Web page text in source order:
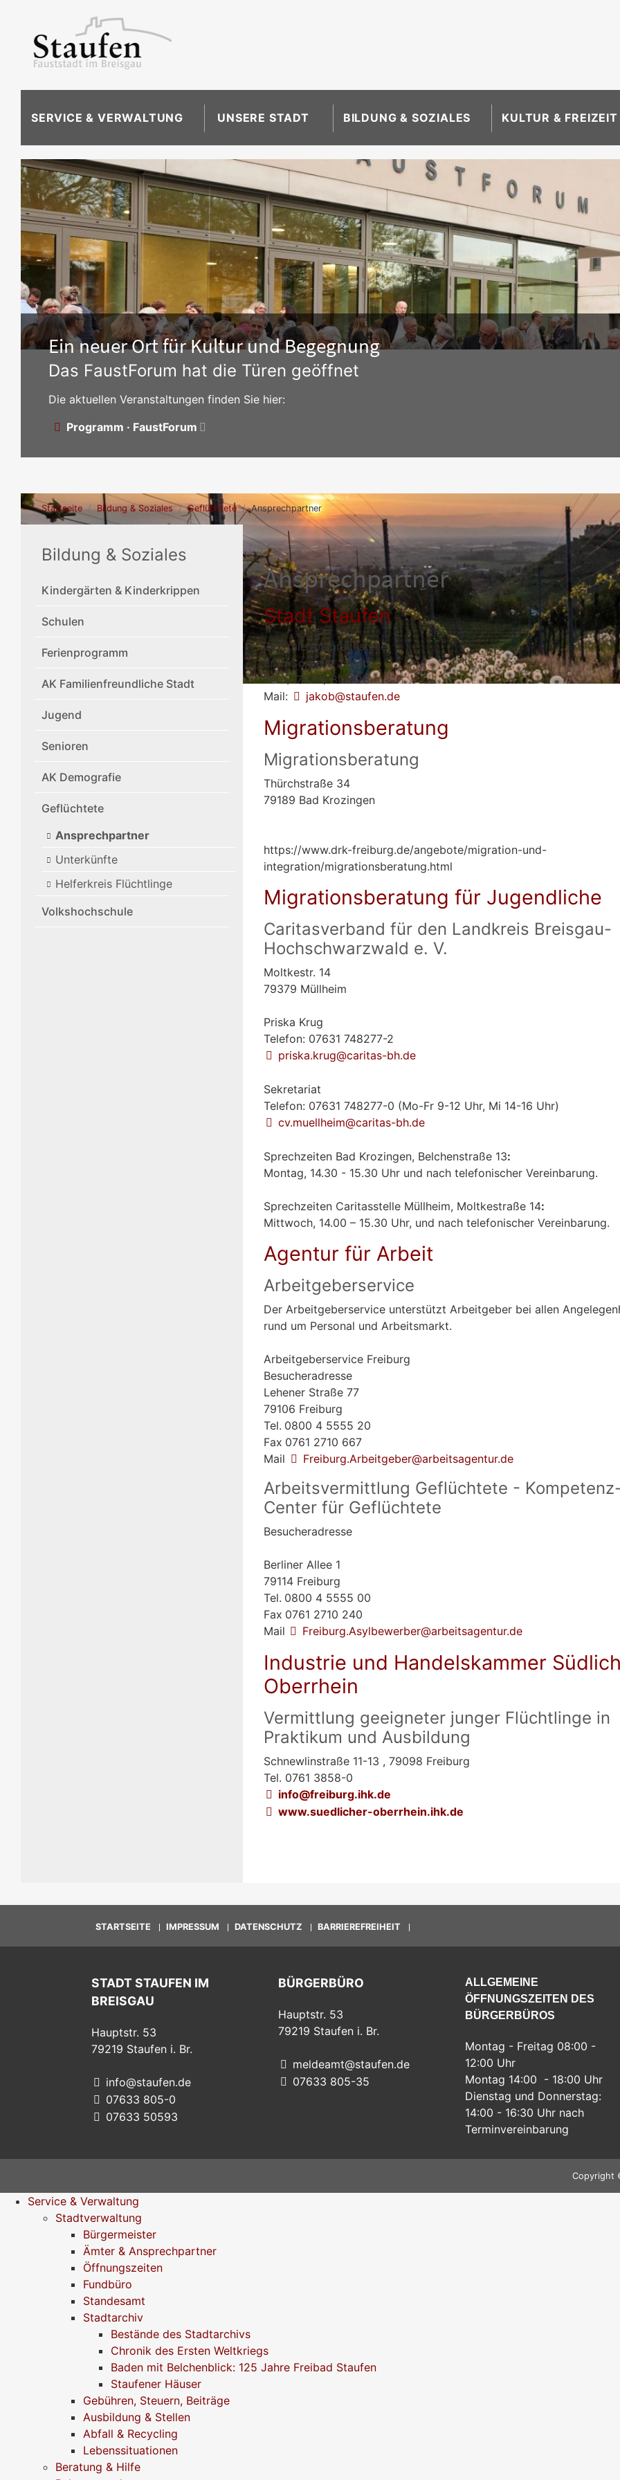
SERVICE & VERWALTUNG UNSERE STADT BILDUNG & SOZIALES KULTUR & FREIZEIT
Ein neuer Ort für Kultur und Begegnung
Das FaustForum hat die Türen geöffnet
Die aktuellen Veranstaltungen finden Sie hier:
Programm · FaustForum
Startseite Bildung & Soziales Geflüchtete Ansprechpartner
Bildung & Soziales
Kindergärten & Kinderkrippen
Schulen
Ferienprogramm
AK Familienfreundliche Stadt
Jugend
Senioren
AK Demografie
Geflüchtete
Ansprechpartner
Unterkünfte
Helferkreis Flüchtlinge
Volkshochschule
Ansprechpartner
Stadt Staufen
Zentrale Ansprechstelle
Frau Cornelia Jakob
Tel. (07633) 805-23
Mail:
jakob@staufen.de
Migrationsberatung
Migrationsberatung
Thürchstraße 34
79189 Bad Krozingen
https://www.drk-freiburg.de/angebote/migration-und-
integration/migrationsberatung.html
Migrationsberatung für Jugendliche
Caritasverband für den Landkreis Breisgau-
Hochschwarzwald e. V.
Moltkestr. 14
79379 Müllheim
Priska Krug
Telefon: 07631 748277-2
priska.krug@caritas-bh.de
Sekretariat
Telefon: 07631 748277-0 (Mo-Fr 9-12 Uhr, Mi 14-16 Uhr)
cv.muellheim@caritas-bh.de
Sprechzeiten Bad Krozingen, Belchenstraße 13​:
Montag, 14.30 - 15.30 Uhr und nach telefonischer Vereinbarung.
Sprechzeiten Caritasstelle Müllheim, Moltkestraße 14:
Mittwoch, 14.00 – 15.30 Uhr, und nach telefonischer Vereinbarung.
Agentur für Arbeit
Arbeitgeberservice
Der Arbeitgeberservice unterstützt Arbeitgeber bei allen
rund um Personal und Arbeitsmarkt.
Arbeitgeberservice Freiburg
Besucheradresse
Lehener Straße 77
79106 Freiburg
Tel. 0800 4 5555 20
Fax 0761 2710 667
Mail
Freiburg.Arbeitgeber@arbeitsagentur.de
Arbeitsvermittlung Geflüchtete -
Center für Geflüchtete
Besucheradresse
Berliner Allee 1
79114 Freiburg
Tel. 0800 4 5555 00
Fax 0761 2710 240
Mail
Freiburg.Asylbewerber@arbeitsagentur.de
Industrie und Handelskammer
Oberrhein
Vermittlung geeigneter junger Flüchtlinge in
Praktikum und Ausbildung
Schnewlinstraße 11-13 , 79098 Freiburg
Tel. 0761 3858-0
info@freiburg.ihk.de
www.suedlicher-oberrhein.ihk.de
STARTSEITE IMPRESSUM DATENSCHUTZ BARRIEREFREIHEIT
STADT STAUFEN IM
BREISGAU
Hauptstr. 53
79219 Staufen i. Br.
info@staufen.de
07633 805-0
07633 50593
BÜRGERBÜRO
Hauptstr. 53
79219 Staufen i. Br.
meldeamt@staufen.de
07633 805-35
ALLGEMEINE
ÖFFNUNGSZEITEN DES
BÜRGERBÜROS
Montag - Freitag 08:00 -
12:00 Uhr
Montag 14:00 - 18:00 Uhr
Dienstag und Donnerstag:
14:00 - 16:30 Uhr nach
Terminvereinbarung
Copyright
Service & Verwaltung
Stadtverwaltung
Bürgermeister
Ämter & Ansprechpartner
Öffnungszeiten
Fundbüro
Standesamt
Stadtarchiv
Bestände des Stadtarchivs
Chronik des Ersten Weltkriegs
Baden mit Belchenblick: 125 Jahre Freibad Staufen
Staufener Häuser
Gebühren, Steuern, Beiträge
Ausbildung & Stellen
Abfall & Recycling
Lebenssituationen
Beratung & Hilfe